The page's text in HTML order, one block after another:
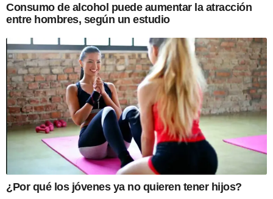
Consumo de alcohol puede aumentar la atracción
entre hombres, según un estudio
¿Por qué los jóvenes ya no quieren tener hijos?